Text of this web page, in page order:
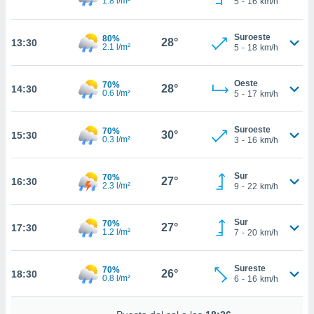
de que
sean
el sitio
para
ni para
aunque
no
abono
13:30
80%
2.1 l/m²
28°
Suroeste
5 - 18 km/h
14:30
70%
0.6 l/m²
28°
Oeste
5 - 17 km/h
15:30
70%
0.3 l/m²
30°
Suroeste
3 - 16 km/h
16:30
70%
2.3 l/m²
27°
Sur
9 - 22 km/h
17:30
70%
1.2 l/m²
27°
Sur
7 - 20 km/h
18:30
70%
0.8 l/m²
26°
Sureste
6 - 16 km/h